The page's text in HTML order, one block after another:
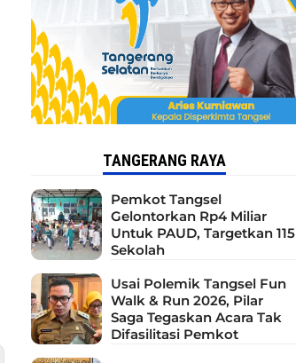
TANGERANG RAYA
Pemkot Tangsel
Gelontorkan Rp4 Miliar
Untuk PAUD, Targetkan 115
Sekolah
Usai Polemik Tangsel Fun
Walk & Run 2026, Pilar
Saga Tegaskan Acara Tak
Difasilitasi Pemkot